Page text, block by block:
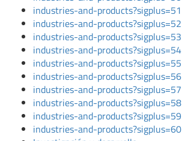
industries-and-products?sigplus=51
industries-and-products?sigplus=52
industries-and-products?sigplus=53
industries-and-products?sigplus=54
industries-and-products?sigplus=55
industries-and-products?sigplus=56
industries-and-products?sigplus=57
industries-and-products?sigplus=58
industries-and-products?sigplus=59
industries-and-products?sigplus=60